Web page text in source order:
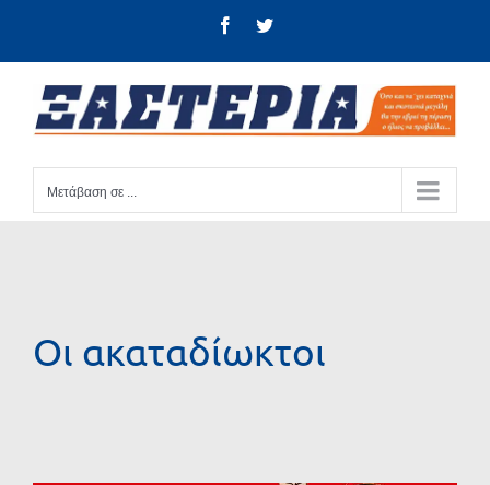
FacebookTwitter
Μετάβαση σε ...
Οι ακαταδίωκτοι